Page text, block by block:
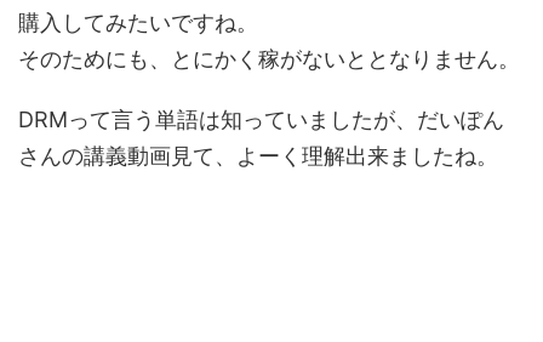
購入してみたいですね。
そのためにも、とにかく稼がないととなりません。
DRMって言う単語は知っていましたが、だいぽん
さんの講義動画見て、よーく理解出来ましたね。